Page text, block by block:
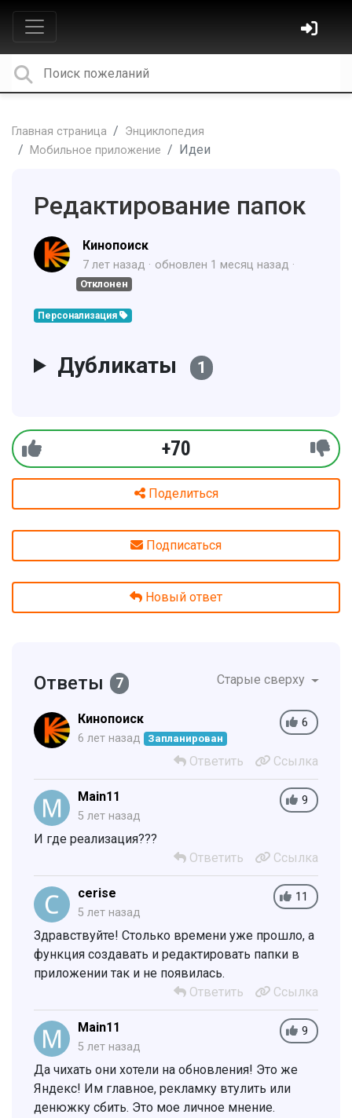
Главная страница
Энциклопедия
Мобильное приложение
Идеи
Редактирование папок
Кинопоиск
7 лет назад обновлен 1 месяц назад
Отклонен
Персонализация
Дубликаты 1
+70
Поделиться
Подписаться
Новый ответ
Ответы 7 Старые сверху
6
Кинопоиск
6 лет назад Запланирован
Ответить Ссылка
9
Main11
5 лет назад
И где реализация???
Ответить
Ссылка
11
cerise
5 лет назад
Здравствуйте! Столько времени уже прошло, а
функция создавать и редактировать папки в
приложении так и не появилась.
Ответить
Ссылка
9
Main11
5 лет назад
Да чихать они хотели на обновления! Это же
Яндекс! Им главное, рекламку втулить или
денюжку сбить. Это мое личное мнение.